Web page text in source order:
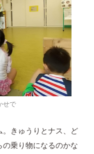
せで
きゅうりとナス、ど
乗り物になるのかな